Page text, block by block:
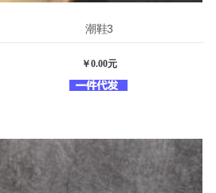
潮鞋3
￥0.00元